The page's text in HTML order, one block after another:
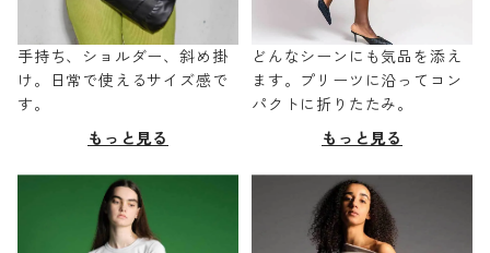
手持ち、ショルダー、斜め掛
け。日常で使えるサイズ感で
す。
もっと見る
どんなシーンにも気品を添え
ます。プリーツに沿ってコン
パクトに折りたたみ。
もっと見る